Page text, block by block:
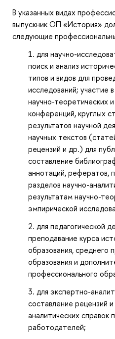
В указанных видах
выпускник ОП «История»
следующие
для научно-
поиск и анализ
типов и видов для
исследований; участие
научно-теоретических
конференций, круглых
результатов научной
научных текстов
рецензий и др.) для
составление
аннотаций, рефератов,
разделов научно-
результатам научно-
эмпирической
для педагогической
преподавание курса
образования, среднего
образования и
профессионального
для экспертно-
составление рецензий
аналитических справок
работодателей;